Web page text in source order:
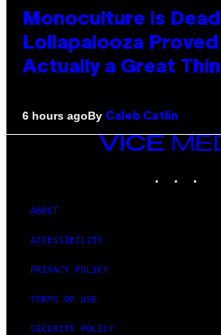
Monoculture is
Lollapalooza Proved
Actually a Great
6 hours agoBy Caleb Catlin
VICE
MEDIA
ABOUT
ACCESSIBILITY
PRIVACY POLICY
TERMS OF USE
SECURITY POLICY